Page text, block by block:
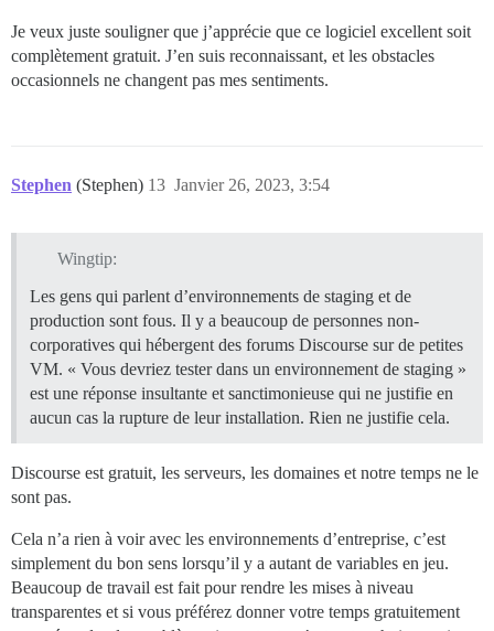
Je veux juste souligner que j’apprécie que ce logiciel excellent soit
complètement gratuit. J’en suis reconnaissant, et les obstacles
occasionnels ne changent pas mes sentiments.
Stephen (Stephen) Janvier 26, 2023, 3:54
13
Wingtip:
Les gens qui parlent d’environnements de staging et de
production sont fous. Il y a beaucoup de personnes non-
corporatives qui hébergent des forums Discourse sur de petites
VM. « Vous devriez tester dans un environnement de staging »
est une réponse insultante et sanctimonieuse qui ne justifie en
aucun cas la rupture de leur installation. Rien ne justifie cela.
Discourse est gratuit, les serveurs, les domaines et notre temps ne le
sont pas.
Cela n’a rien à voir avec les environnements d’entreprise, c’est
simplement du bon sens lorsqu’il y a autant de variables en jeu.
Beaucoup de travail est fait pour rendre les mises à niveau
transparentes et si vous préférez donner votre temps gratuitement